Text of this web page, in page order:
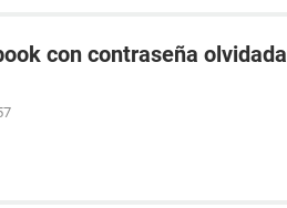
con contraseña olvidada